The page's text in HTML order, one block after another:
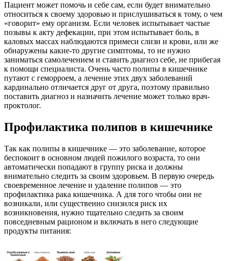
Пациент может помочь и себе сам, если будет внимательно
относиться к своему здоровью и прислушиваться к тому, о чем
«говорит» ему организм. Если человек испытывает частые
позывы к акту дефекации, при этом испытывает боль, в
каловых массах наблюдаются примеси слизи и крови, или же
обнаружены какие-то другие симптомы, то не нужно
заниматься самолечением и ставить диагноз себе, не прибегая
к помощи специалиста. Очень часто полипы в кишечнике
путают с геморроем, а лечение этих двух заболеваний
кардинально отличается друг от друга, поэтому правильно
поставить диагноз и назначить лечение может только врач-
проктолог.
Профилактика полипов в кишечнике
Так как полипы в кишечнике — это заболевание, которое
беспокоит в основном людей пожилого возраста, то они
автоматически попадают в группу риска и должны
внимательно следить за своим здоровьем. В первую очередь
своевременное лечение и удаление полипов — это
профилактика рака кишечника. А для того чтобы они не
возникали, или существенно снизился риск их
возникновения, нужно тщательно следить за своим
повседневным рационом и включать в него следующие
продукты питания: